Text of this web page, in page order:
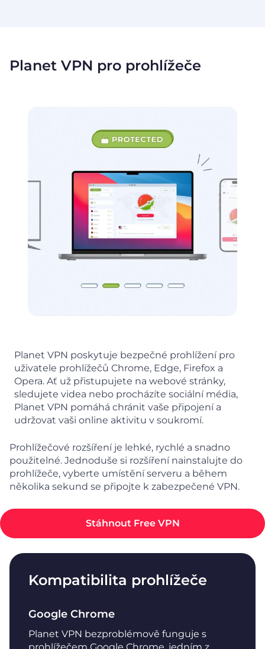
Planet VPN pro prohlížeče
Planet VPN poskytuje bezpečné prohlížení pro
uživatele prohlížečů Chrome, Edge, Firefox a
Opera. Ať už přistupujete na webové stránky,
sledujete videa nebo procházíte sociální média,
Planet VPN pomáhá chránit vaše připojení a
udržovat vaši online aktivitu v soukromí.
Prohlížečové rozšíření je lehké, rychlé a snadno
použitelné. Jednoduše si rozšíření nainstalujte do
prohlížeče, vyberte umístění serveru a během
několika sekund se připojte k zabezpečené VPN.
Stáhnout Free VPN
Kompatibilita prohlížeče
Google Chrome
Planet VPN bezproblémově funguje s
prohlížečem Google Chrome, jedním z